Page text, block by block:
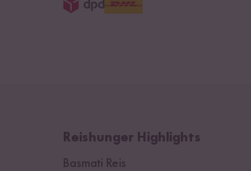
Reishunger Highlights
Basmati Reis